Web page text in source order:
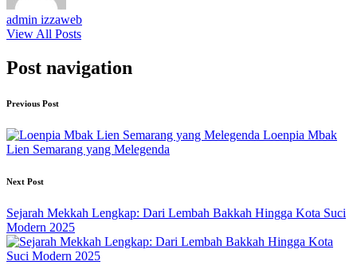
admin izzaweb
View All Posts
Post navigation
Previous Post
Loenpia Mbak
Lien Semarang yang Melegenda
Next Post
Sejarah Mekkah Lengkap: Dari Lembah Bakkah Hingga Kota Suci
Modern 2025